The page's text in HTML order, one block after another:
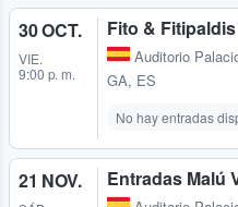
30 OCT.
VIE.
9:00 p. m.
Fito &
Auditorio
GA, ES
No hay entradas
21 NOV. Entradas Malú